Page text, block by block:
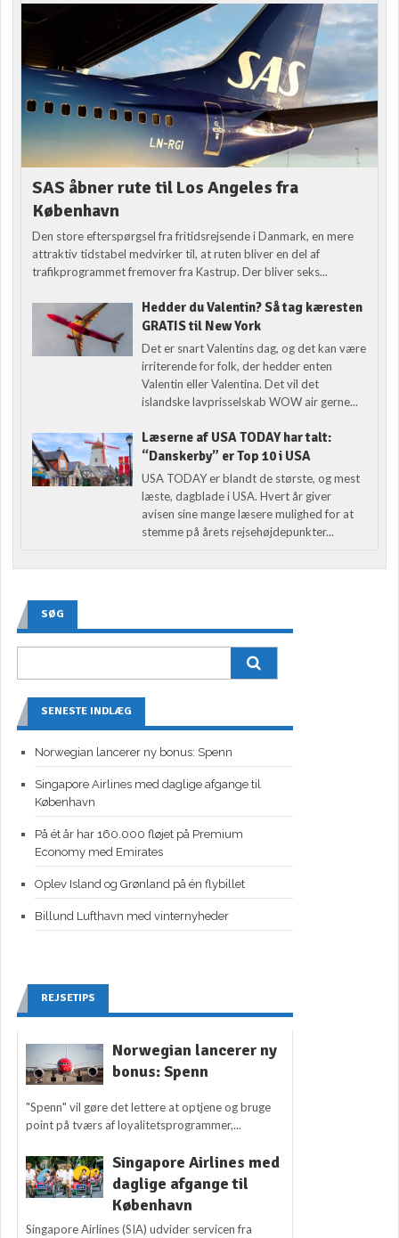
SAS åbner rute til Los Angeles fra
København
Den store efterspørgsel fra fritidsrejsende i Danmark, en mere
attraktiv tidstabel medvirker til, at ruten bliver en del af
trafikprogrammet fremover fra Kastrup. Der bliver seks...
Hedder du Valentin? Så tag kæresten
GRATIS til New York
Det er snart Valentins dag, og det kan være
irriterende for folk, der hedder enten
Valentin eller Valentina. Det vil det
islandske lavprisselskab WOW air gerne...
Læserne af USA TODAY har talt:
“Danskerby” er Top 10 i USA
USA TODAY er blandt de største, og mest
læste, dagblade i USA. Hvert år giver
avisen sine mange læsere mulighed for at
stemme på årets rejsehøjdepunkter...
SØG
SENESTE INDLÆG
Norwegian lancerer ny bonus: Spenn
Singapore Airlines med daglige afgange til
København
På ét år har 160.000 fløjet på Premium
Economy med Emirates
Oplev Island og Grønland på én flybillet
Billund Lufthavn med vinternyheder
REJSETIPS
Norwegian lancerer ny
bonus: Spenn
"Spenn" vil gøre det lettere at optjene og bruge
point på tværs af loyalitetsprogrammer,...
Singapore Airlines med
daglige afgange til
København
Singapore Airlines (SIA) udvider servicen fra